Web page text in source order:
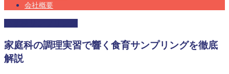
会社概要
家庭科の調理実習で響く食育サンプリングを徹底
解説